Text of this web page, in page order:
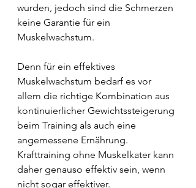
wurden, jedoch sind die Schmerzen
keine Garantie für ein
Muskelwachstum.
Denn für ein effektives
Muskelwachstum bedarf es vor
allem die richtige Kombination aus
kontinuierlicher Gewichtssteigerung
beim Training als auch eine
angemessene Ernährung.
Krafttraining ohne Muskelkater kann
daher genauso effektiv sein, wenn
nicht sogar effektiver.